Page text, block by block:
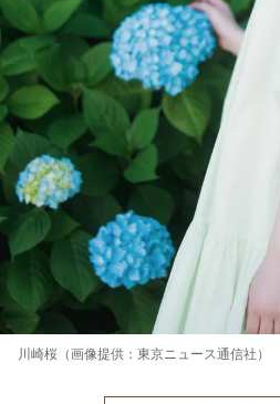
川崎桜（画像提供：東京ニュース通信社）